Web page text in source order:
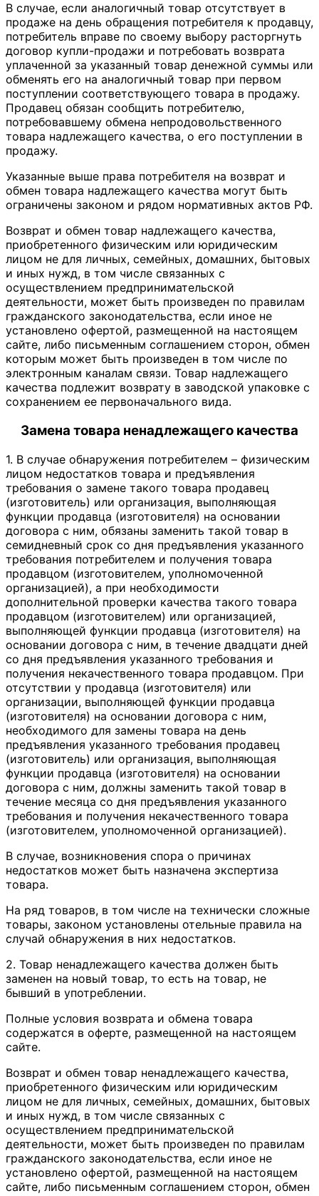
В случае, если аналогичный товар отсутствует в
продаже на день обращения потребителя к продавцу,
потребитель вправе по своему выбору расторгнуть
договор купли-продажи и потребовать возврата
уплаченной за указанный товар денежной суммы или
обменять его на аналогичный товар при первом
поступлении соответствующего товара в продажу.
Продавец обязан сообщить потребителю,
потребовавшему обмена непродовольственного
товара надлежащего качества, о его поступлении в
продажу.
Указанные выше права потребителя на возврат и
обмен товара надлежащего качества могут быть
ограничены законом и рядом нормативных актов РФ.
Возврат и обмен товар надлежащего качества,
приобретенного физическим или юридическим
лицом не для личных, семейных, домашних, бытовых
и иных нужд, в том числе связанных с
осуществлением предпринимательской
деятельности, может быть произведен по правилам
гражданского законодательства, если иное не
установлено офертой, размещенной на настоящем
сайте, либо письменным соглашением сторон, обмен
которым может быть произведен в том числе по
электронным каналам связи. Товар надлежащего
качества подлежит возврату в заводской упаковке с
сохранением ее первоначального вида.
Замена товара ненадлежащего качества
1. В случае обнаружения потребителем – физическим
лицом недостатков товара и предъявления
требования о замене такого товара продавец
(изготовитель) или организация, выполняющая
функции продавца (изготовителя) на основании
договора с ним, обязаны заменить такой товар в
семидневный срок со дня предъявления указанного
требования потребителем и получения товара
продавцом (изготовителем, уполномоченной
организацией), а при необходимости
дополнительной проверки качества такого товара
продавцом (изготовителем) или организацией,
выполняющей функции продавца (изготовителя) на
основании договора с ним, в течение двадцати дней
со дня предъявления указанного требования и
получения некачественного товара продавцом. При
отсутствии у продавца (изготовителя) или
организации, выполняющей функции продавца
(изготовителя) на основании договора с ним,
необходимого для замены товара на день
предъявления указанного требования продавец
(изготовитель) или организация, выполняющая
функции продавца (изготовителя) на основании
договора с ним, должны заменить такой товар в
течение месяца со дня предъявления указанного
требования и получения некачественного товара
(изготовителем, уполномоченной организацией).
В случае, возникновения спора о причинах
недостатков может быть назначена экспертиза
товара.
На ряд товаров, в том числе на технически сложные
товары, законом установлены отельные правила на
случай обнаружения в них недостатков.
2. Товар ненадлежащего качества должен быть
заменен на новый товар, то есть на товар, не
бывший в употреблении.
Полные условия возврата и обмена товара
содержатся в оферте, размещенной на настоящем
сайте.
Возврат и обмен товар ненадлежащего качества,
приобретенного физическим или юридическим
лицом не для личных, семейных, домашних, бытовых
и иных нужд, в том числе связанных с
осуществлением предпринимательской
деятельности, может быть произведен по правилам
гражданского законодательства, если иное не
установлено офертой, размещенной на настоящем
сайте, либо письменным соглашением сторон, обмен